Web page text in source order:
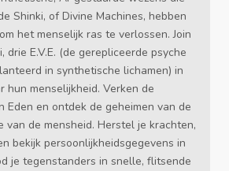
Shinki, of Divine Machines, hebben
het menselijk ras te verlossen. Join
drie E.V.E. (de gerepliceerde psyche
in synthetische lichamen) in
hun menselijkheid. Verken de
Eden en ontdek de geheimen van de
van de mensheid. Herstel je krachten,
bekijk persoonlijkheidsgegevens in
je tegenstanders in snelle, flitsende